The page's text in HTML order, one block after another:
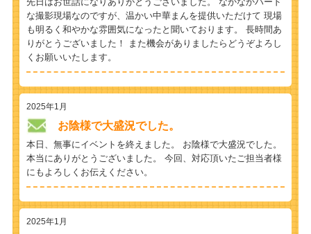
な撮影現場なのですが、温かい中華まんを提供いただけて 現場
も明るく和やかな雰囲気になったと聞いております。 長時間あ
りがとうございました！ また機会がありましたらどうぞよろし
くお願いいたします。
2025年1月
お陰様で大盛況でした。
本日、無事にイベントを終えました。 お陰様で大盛況でした。
本当にありがとうございました。 今回、対応頂いたご担当者様
にもよろしくお伝えください。
2025年1月